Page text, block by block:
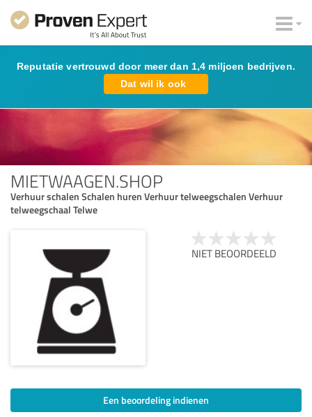
Reputatie vertrouwd door meer dan 1,4 miljoen bedrijven.
Dat wil ik ook
MIETWAAGEN.SHOP
Verhuur schalen Schalen huren Verhuur telweegschalen Verhuur
telweegschaal Telwe
NIET BEOORDEELD
Een beoordeling indienen